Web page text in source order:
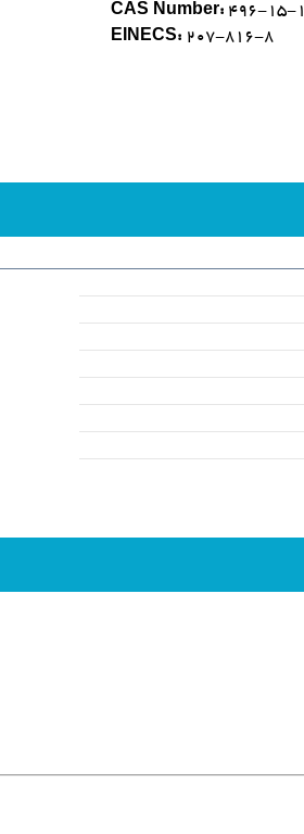
CAS Number: 496-15-1
EINECS: 207-816-8